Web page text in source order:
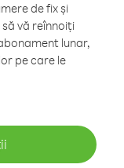
de fix și
vă reînnoiți
lunar,
pe care le